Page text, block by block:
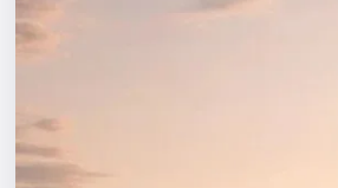
Квесты
Спорт